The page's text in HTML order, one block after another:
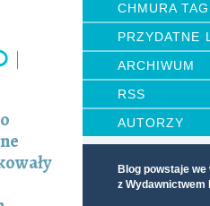
CHMURA
PRZYDATNE
ARCHIWUM
RSS
AUTORZY
Blog powstaje we
z Wydawnictwem